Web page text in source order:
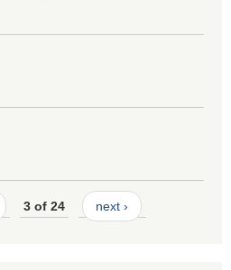
3 of 24 next ›